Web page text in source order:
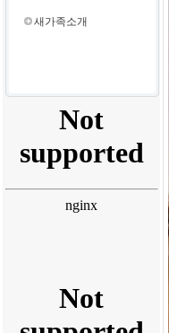
새가족소개